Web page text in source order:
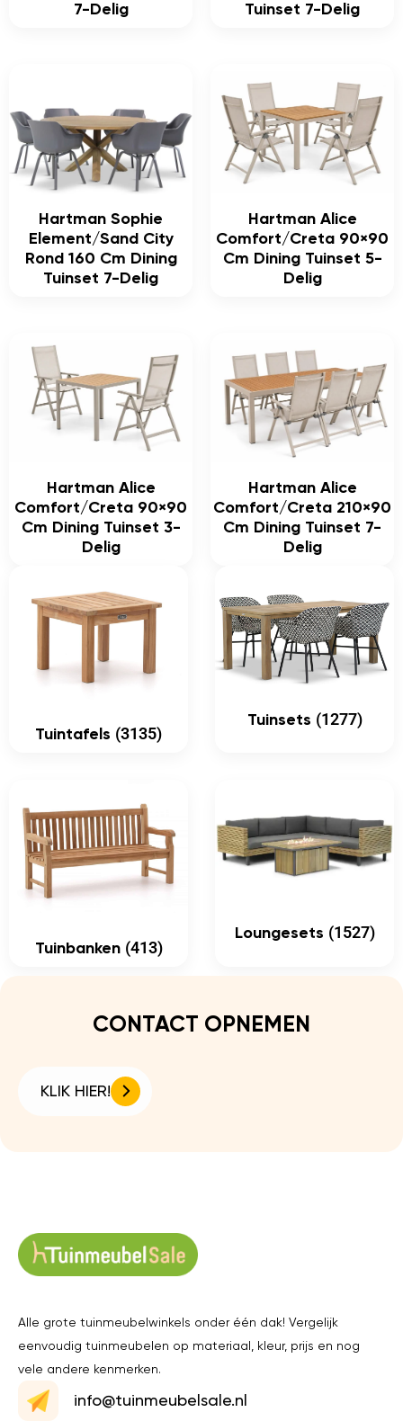
7-Delig
Tuinset 7-Delig
Hartman Sophie
Element/Sand City
Rond 160 Cm Dining
Tuinset 7-Delig
Hartman Alice
Comfort/Creta 90×90
Cm Dining Tuinset 5-
Delig
Hartman Alice
Comfort/Creta 90×90
Cm Dining Tuinset 3-
Delig
Hartman Alice
Comfort/Creta 210×90
Cm Dining Tuinset 7-
Delig
Tuintafels (3135)
Tuinsets (1277)
Tuinbanken (413)
Loungesets (1527)
CONTACT OPNEMEN
KLIK HIER!
Alle grote tuinmeubelwinkels onder één dak! Vergelijk
eenvoudig tuinmeubelen op materiaal, kleur, prijs en nog
vele andere kenmerken.
info@tuinmeubelsale.nl